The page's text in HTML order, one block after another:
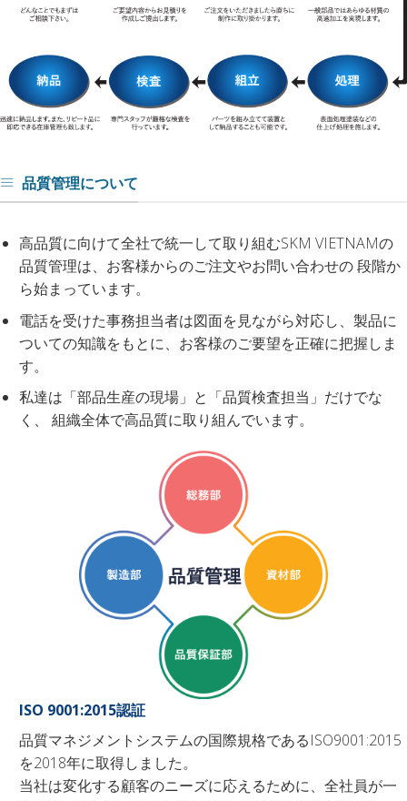
品質管理について
高品質に向けて全社で統一して取り組むSKM VIETNAMの
品質管理は、お客様からのご注文やお問い合わせの 段階か
ら始まっています。
電話を受けた事務担当者は図面を見ながら対応し、製品に
ついての知識をもとに、お客様のご要望を正確に把握しま
す。
私達は「部品生産の現場」と「品質検査担当」だけでな
く、 組織全体で高品質に取り組んでいます。
ISO 9001:2015認証
品質マネジメントシステムの国際規格であるISO9001:2015
を2018年に取得しました。
当社は変化する顧客のニーズに応えるために、全社員が一